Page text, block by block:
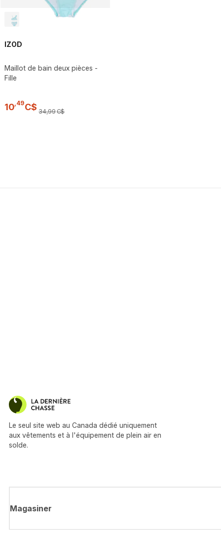
IZOD
Maillot de bain deux pièces -
Fille
10 49C$ 34,99C$
Le seul site web au Canada dédié uniquement
aux vêtements et à l'équipement de plein air en
solde.
Magasiner